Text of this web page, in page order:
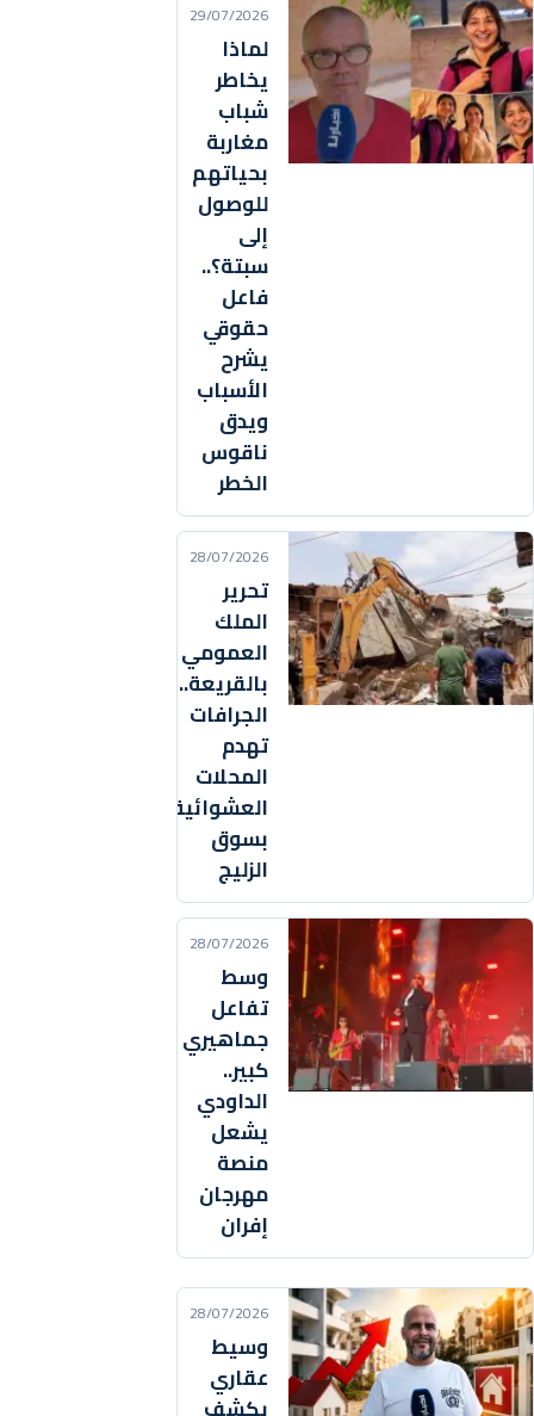
29/07/2026
لماذا
يخاطر
شباب
مغاربة
بحياتهم
للوصول
إلى
سبتة؟..
فاعل
حقوقي
يشرح
الأسباب
ويدق
ناقوس
الخطر
28/07/2026
تحرير
الملك
العمومي
بالقريعة..
الجرافات
تهدم
المحلات
العشوائية
بسوق
الزليج
28/07/2026
وسط
تفاعل
جماهيري
كبير..
الداودي
يشعل
منصة
مهرجان
إفران
28/07/2026
وسيط
عقاري